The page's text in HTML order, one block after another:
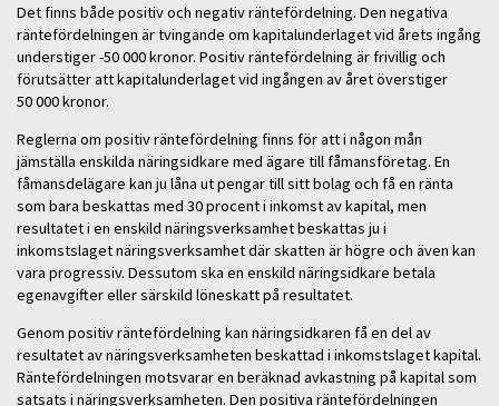
Det finns både positiv och negativ räntefördelning. Den negativa
räntefördelningen är tvingande om kapitalunderlaget vid årets ingång
understiger -50 000 kronor. Positiv räntefördelning är frivillig och
förutsätter att kapitalunderlaget vid ingången av året överstiger
50 000 kronor.
Reglerna om positiv räntefördelning finns för att i någon mån
jämställa enskilda näringsidkare med ägare till fåmansföretag. En
fåmansdelägare kan ju låna ut pengar till sitt bolag och få en ränta
som bara beskattas med 30 procent i inkomst av kapital, men
resultatet i en enskild näringsverksamhet beskattas ju i
inkomstslaget näringsverksamhet där skatten är högre och även kan
vara progressiv. Dessutom ska en enskild näringsidkare betala
egenavgifter eller särskild löneskatt på resultatet.
Genom positiv räntefördelning kan näringsidkaren få en del av
resultatet av näringsverksamheten beskattad i inkomstslaget kapital.
Räntefördelningen motsvarar en beräknad avkastning på kapital som
satsats i näringsverksamheten. Den positiva räntefördelningen